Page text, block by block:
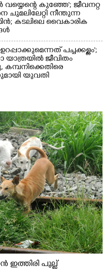
വയ്യെന്റെ കുഞ്ഞേ'; ജീവനറ്റ
നീന്തുന്ന
കടലിലെ വൈകാരിക
പച്ചക്കള്ളം';
യാത്രയിൽ ജീവിതം
യുവതി
ഇത്തിരി പുല്ല്